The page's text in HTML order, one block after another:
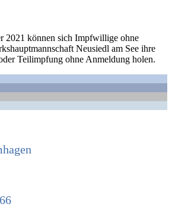
2021 können sich Impfwillige ohne
Neusiedl am See ihre
Teilimpfung ohne Anmeldung holen.